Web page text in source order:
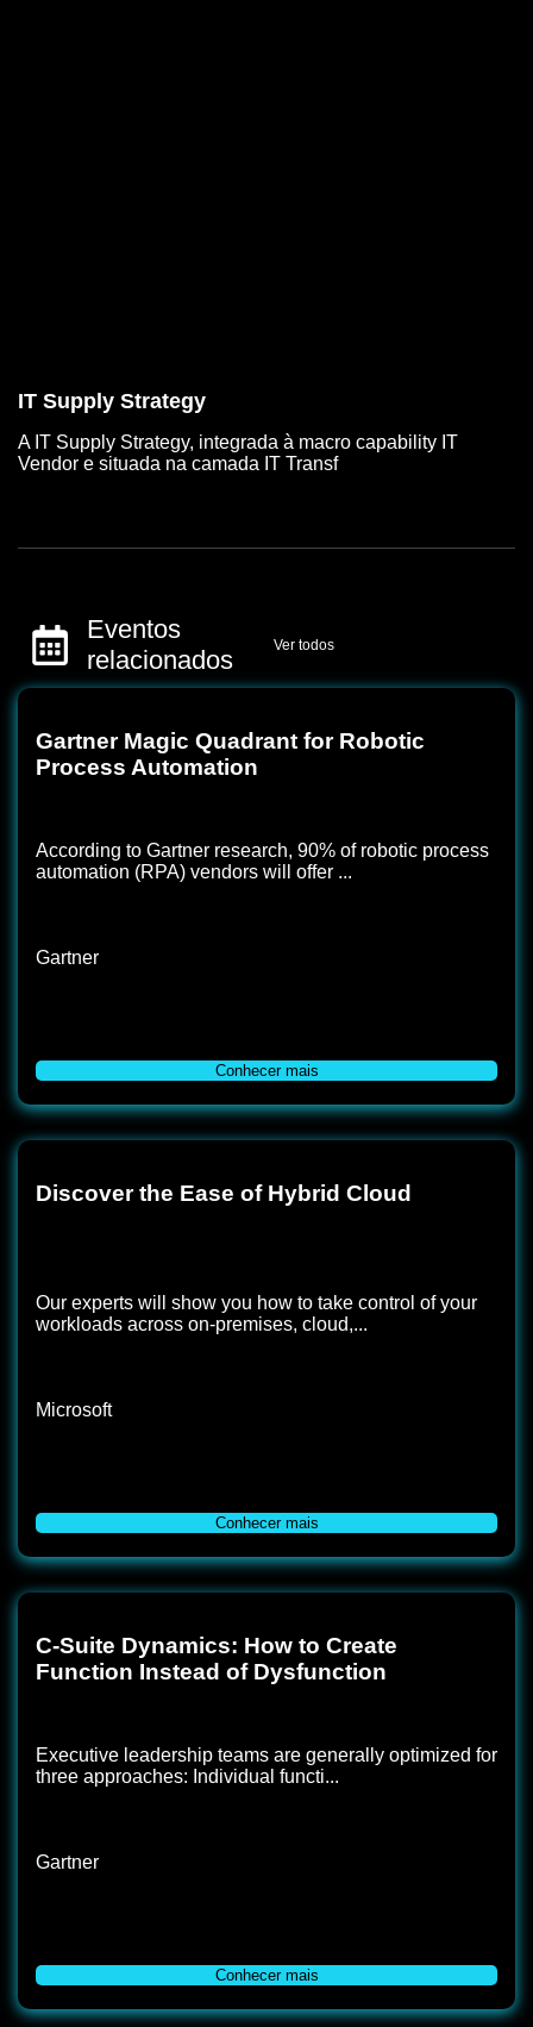
IT Supply Strategy
A IT Supply Strategy, integrada à macro capability IT
Vendor e situada na camada IT Transf
Eventos
relacionados
Ver todos
Gartner Magic Quadrant for Robotic
Process Automation
According to Gartner research, 90% of robotic process
automation (RPA) vendors will offer ...
Gartner
Conhecer mais
Discover the Ease of Hybrid Cloud
Our experts will show you how to take control of your
workloads across on-premises, cloud,...
Microsoft
Conhecer mais
C-Suite Dynamics: How to Create
Function Instead of Dysfunction
Executive leadership teams are generally optimized for
three approaches: Individual functi...
Gartner
Conhecer mais